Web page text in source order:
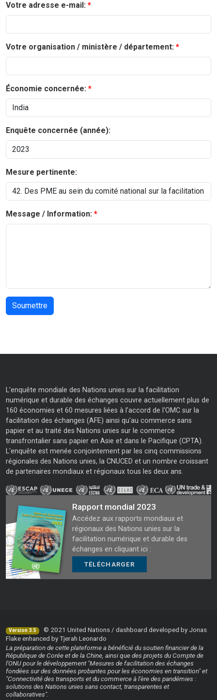
Votre adresse e-mail:
Votre organisation / ministère / département:
Économie concernée:
Enquête concernée (année):
Mesure pertinente:
Message / Information:
L'enquête mondiale des Nations unies sur la facilitation
numérique et durable des échanges couvre actuellement plus de
160 économies et 60 mesures liées à l'accord de l'OMC sur la
facilitation des échanges (AFE) ainsi qu'au commerce sans
papier et au traité des Nations unies sur le commerce
transfrontalier sans papier en Asie et dans le Pacifique (CPTA).
L'enquête est menée conjointement par les cinq commissions
régionales des Nations unies, la CNUCED et un nombre croissant
de partenaires mondiaux et régionaux tous les deux ans.
Rapport mondial 2023
Accédez aux rapports mondiaux et
régionaux des Nations unies sur la
facilitation numérique et durable des
échanges en cliquant ici :
TÉLÉCHARGER
Version 3.5
© 2021 United Nations / dashboard developed by Jonas
Flake enhanced by Tjerah Leonardo
La préparation de cette plateforme a bénéficié du soutien financier de la
République de Corée et de la Chine, ainsi que des projets du Compte de
l'ONU pour le développement "Mesures de facilitation des échanges
fondées sur des données probantes pour les économies en transition" et
"Connectivité des transports et du commerce à l'ère des pandémies :
solutions des Nations unies sans contact, transparentes et
collaboratives".